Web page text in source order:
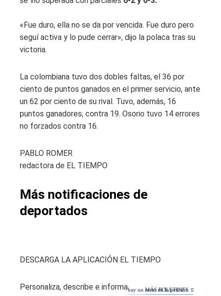
«Fue duro, ella no se da por vencida. Fue duro pero
seguí activa y lo pude cerrar», dijo la polaca tras su
victoria.
La colombiana tuvo dos dobles faltas, el 36 por
ciento de puntos ganados en el primer servicio, ante
un 62 por ciento de su rival. Tuvo, además, 16
puntos ganadores, contra 19. Osorio tuvo 14 errores
no forzados contra 16.
PABLO ROMER
redactora de EL TIEMPO
Más notificaciones de
deportados
DESCARGA LA APLICACIÓN EL TIEMPO
Personaliza, describe e informa. MÁS BOLETINES
hay un error en la petición